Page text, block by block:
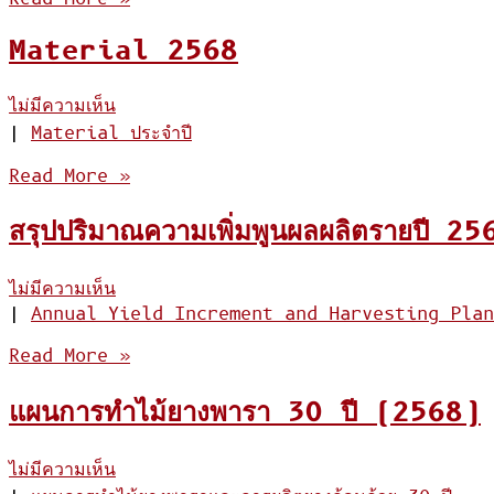
Material 2568
ไม่มีความเห็น
| Material ประจำปี
Read More »
สรุปปริมาณความเพิ่มพูนผลผลิตรายปี
ไม่มีความเห็น
| Annual Yield Increment and Harvesting
Read More »
แผนการทำไม้ยางพารา 30 ปี (2568)
ไม่มีความเห็น